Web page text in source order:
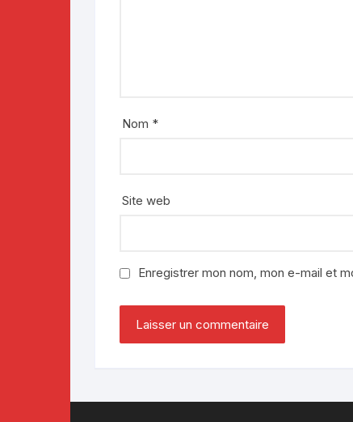
Nom *
Site web
Enregistrer mon nom, mon e-mail et